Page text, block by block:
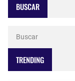
BUSCAR
TRENDING